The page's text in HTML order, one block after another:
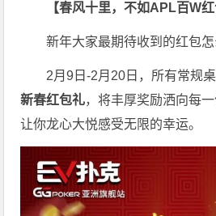
【春风十里，不如APL百W红
新年大家最期待收到的红包怎
2月9日-2月20日，所有常规
新春红包礼，将丰厚奖励洒向每
让你龙心大悦感受无限的幸运。